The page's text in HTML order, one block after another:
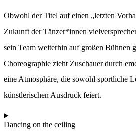
Obwohl der Titel auf einen „letzten
Zukunft der Tänzer*innen
sein Team weiterhin auf großen Bühnen
Choreographie zieht Zuschauer durch
eine Atmosphäre, die sowohl sportliche
künstlerischen Ausdruck feiert.
Dancing on the ceiling